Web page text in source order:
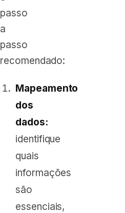
passo
a
passo
recomendado:
Mapeamento
dos
dados:
identifique
quais
informações
são
essenciais,